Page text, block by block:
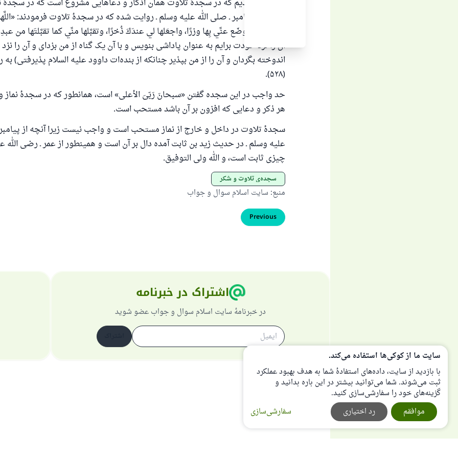
قبلا بیان کردیم که در سجدهٔ تلاوت همان اذکار و دعاهایی مشروع است که در
است و از پیامبر ـ صلی الله علیه وسلم ـ روایت شده که در سجدهٔ تلاوت فرمودند:
عندَكَ أجرًا، وضَع عنِّي بِها وزرًا، واجعَلها لي عندَكَ ذُخرًا، وتقبَّلها منِّي كما تقبَّلتَها من
آن را نزد خودت برایم به عنوان پاداشی بنویس و با آن یک گناه از من بزدای و آن را
اندوخته بگردان و آن را از من بپذیر چنانکه از بنده‌ات داوود علیه السلام پذیرفتی)
(۵۲۸).
حد واجب در این سجده گفتن «سبحانَ رَبّیَ الأعلی» است، همانطور که در سجدهٔ
هر ذکر و دعایی که افزون بر آن باشد مستحب است.
سجدهٔ تلاوت در داخل و خارج از نماز مستحب است و واجب نیست زیرا آنچه از پیامبر
علیه وسلم ـ در حدیث زید بن ثابت آمده دال بر آن است و همینطور از عمر ـ رضی الله
چیزی ثابت است، و الله ولی التوفیق.
سجده‌ی تلاوت و شکر
منبع: سایت اسلام سوال و جواب
Previous
اشتراک در خبرنامه
در خبرنامهٔ سایت اسلام سوال و جواب عضو شوید
(مسلم: ۱۸۹۳)
همکاری
سایت ما از کوکی‌ها استفاده می‌کند.
با بازدید از سایت، داده‌های استفادهٔ شما به هدف بهبود عملکرد
ثبت می‌شوند. شما می‌توانید بیشتر در این باره بدانید و
گزینه‌های خود را سفارشی‌سازی کنید.
سفارشی‌سازی
رد اختیاری موافقم